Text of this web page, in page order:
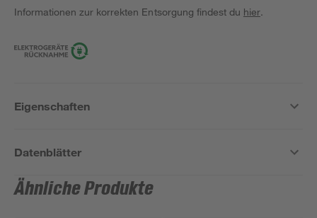
Informationen zur korrekten Entsorgung findest du hier.
Eigenschaften
Datenblätter
Ähnliche Produkte